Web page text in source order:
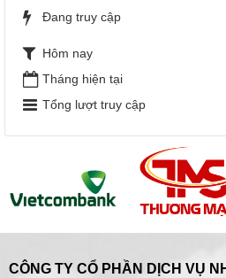
Đang truy cập
Hôm nay
Tháng hiện tại
Tổng lượt truy cập
CÔNG TY CỔ PHẦN DỊCH VỤ